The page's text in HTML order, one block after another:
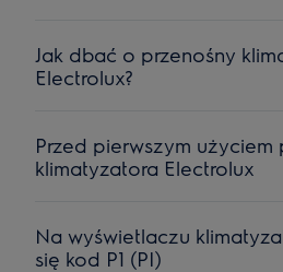
Jak dbać o przenośny
Electrolux?
Przed pierwszym użyciem
klimatyzatora Electrolux
Na wyświetlaczu
się kod P1 (PI)